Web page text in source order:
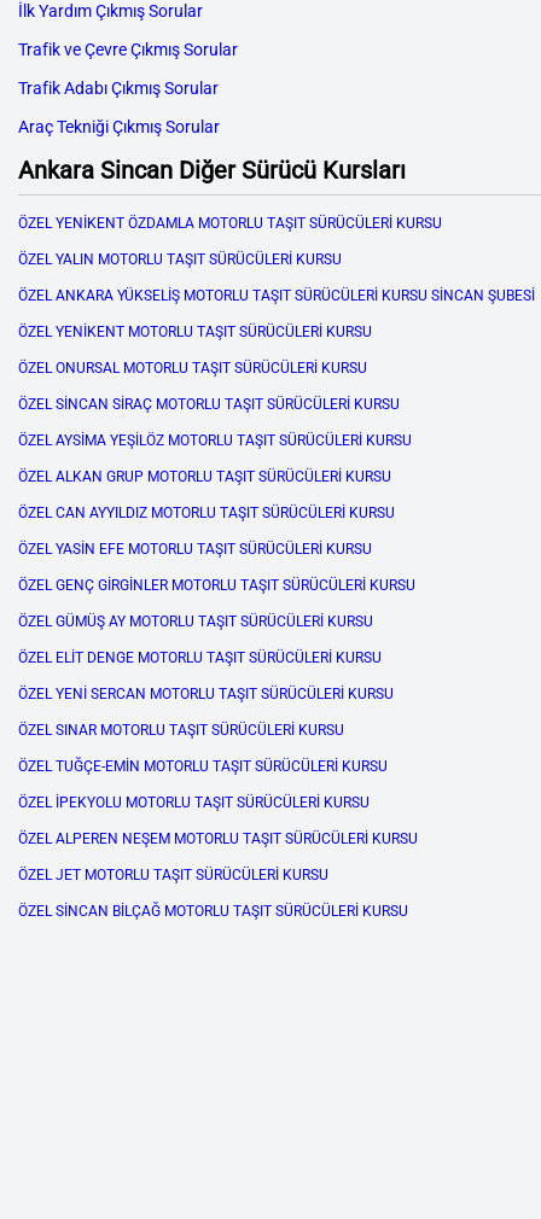
İlk Yardım Çıkmış Sorular
Trafik ve Çevre Çıkmış Sorular
Trafik Adabı Çıkmış Sorular
Araç Tekniği Çıkmış Sorular
Ankara Sincan Diğer Sürücü Kursları
ÖZEL YENİKENT ÖZDAMLA MOTORLU TAŞIT SÜRÜCÜLERİ KURSU
ÖZEL YALIN MOTORLU TAŞIT SÜRÜCÜLERİ KURSU
ÖZEL ANKARA YÜKSELİŞ MOTORLU TAŞIT SÜRÜCÜLERİ KURSU SİNCAN ŞUBESİ
ÖZEL YENİKENT MOTORLU TAŞIT SÜRÜCÜLERİ KURSU
ÖZEL ONURSAL MOTORLU TAŞIT SÜRÜCÜLERİ KURSU
ÖZEL SİNCAN SİRAÇ MOTORLU TAŞIT SÜRÜCÜLERİ KURSU
ÖZEL AYSİMA YEŞİLÖZ MOTORLU TAŞIT SÜRÜCÜLERİ KURSU
ÖZEL ALKAN GRUP MOTORLU TAŞIT SÜRÜCÜLERİ KURSU
ÖZEL CAN AYYILDIZ MOTORLU TAŞIT SÜRÜCÜLERİ KURSU
ÖZEL YASİN EFE MOTORLU TAŞIT SÜRÜCÜLERİ KURSU
ÖZEL GENÇ GİRGİNLER MOTORLU TAŞIT SÜRÜCÜLERİ KURSU
ÖZEL GÜMÜŞ AY MOTORLU TAŞIT SÜRÜCÜLERİ KURSU
ÖZEL ELİT DENGE MOTORLU TAŞIT SÜRÜCÜLERİ KURSU
ÖZEL YENİ SERCAN MOTORLU TAŞIT SÜRÜCÜLERİ KURSU
ÖZEL SINAR MOTORLU TAŞIT SÜRÜCÜLERİ KURSU
ÖZEL TUĞÇE-EMİN MOTORLU TAŞIT SÜRÜCÜLERİ KURSU
ÖZEL İPEKYOLU MOTORLU TAŞIT SÜRÜCÜLERİ KURSU
ÖZEL ALPEREN NEŞEM MOTORLU TAŞIT SÜRÜCÜLERİ KURSU
ÖZEL JET MOTORLU TAŞIT SÜRÜCÜLERİ KURSU
ÖZEL SİNCAN BİLÇAĞ MOTORLU TAŞIT SÜRÜCÜLERİ KURSU